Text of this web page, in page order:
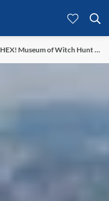
HEX! Museum of Witch Hunt …